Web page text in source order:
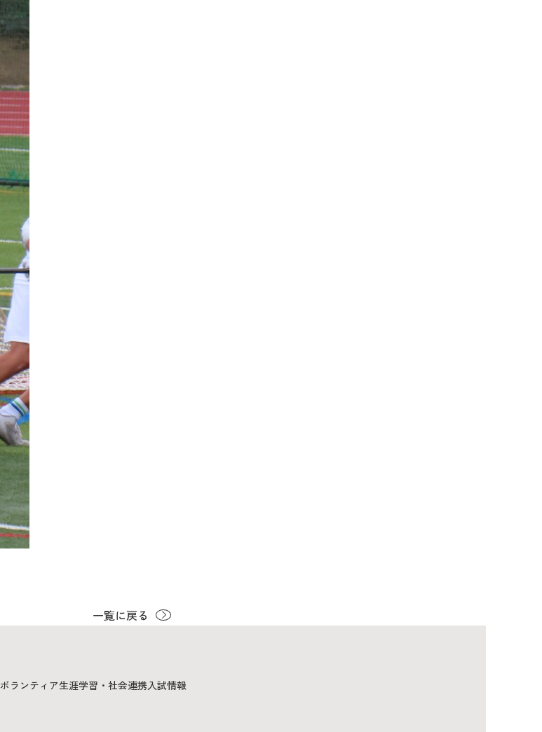
一覧に戻る
ボランティア生涯学習・社会連携入試情報